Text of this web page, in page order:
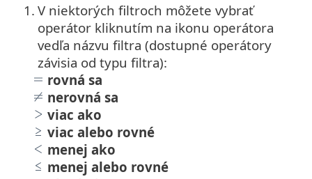
1. V niektorých filtroch môžete vybrať
operátor kliknutím na ikonu operátora
vedľa názvu filtra (dostupné operátory
závisia od typu filtra):
rovná sa
nerovná sa
viac ako
viac alebo rovné
menej ako
menej alebo rovné